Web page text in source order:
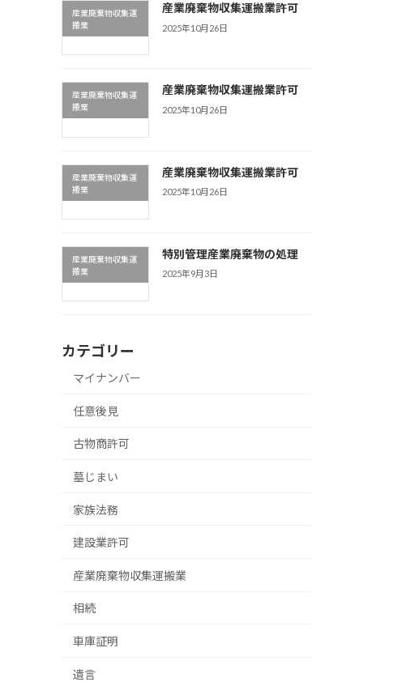
産業廃棄物収集運
搬業
産業廃棄物収集運搬業許可
2025年10月26日
産業廃棄物収集運
搬業
産業廃棄物収集運搬業許可
2025年10月26日
産業廃棄物収集運
搬業
産業廃棄物収集運搬業許可
2025年10月26日
産業廃棄物収集運
搬業
特別管理産業廃棄物の処理
2025年9月3日
カテゴリー
マイナンバー
任意後見
古物商許可
墓じまい
家族法務
建設業許可
産業廃棄物収集運搬業
相続
車庫証明
遺言